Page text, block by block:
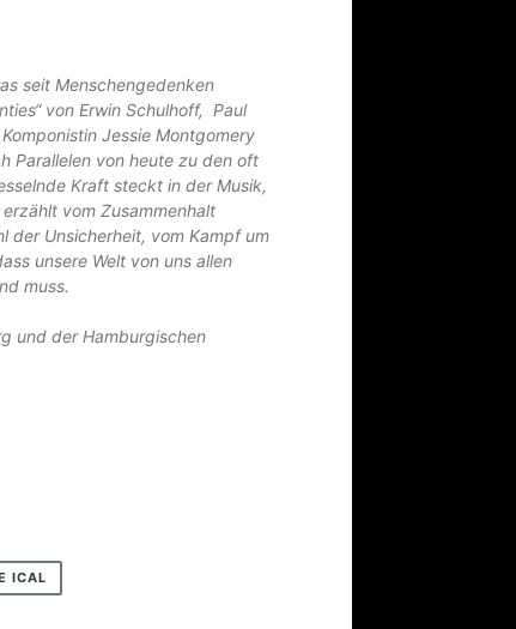
seit Menschengedenken
von Erwin Schulhoff, Paul
Jessie Montgomery
Parallelen von heute zu den oft
Kraft steckt in der Musik,
vom Zusammenhalt
der Unsicherheit, vom Kampf um
unsere Welt von uns allen
muss.
und der Hamburgischen
ICAL